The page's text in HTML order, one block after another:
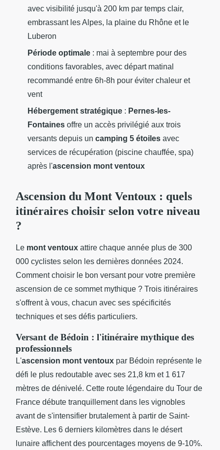
avec visibilité jusqu'à 200 km par temps clair,
embrassant les Alpes, la plaine du Rhône et le
Luberon
Période optimale : mai à septembre pour des
conditions favorables, avec départ matinal
recommandé entre 6h-8h pour éviter chaleur et
vent
Hébergement stratégique : Pernes-les-
Fontaines offre un accès privilégié aux trois
versants depuis un camping 5 étoiles avec
services de récupération (piscine chauffée, spa)
après l'ascension mont ventoux
Ascension du Mont Ventoux : quels
itinéraires choisir selon votre niveau
?
Le mont ventoux attire chaque année plus de 300
000 cyclistes selon les dernières données 2024.
Comment choisir le bon versant pour votre première
ascension de ce sommet mythique ? Trois itinéraires
s'offrent à vous, chacun avec ses spécificités
techniques et ses défis particuliers.
Versant de Bédoin : l'itinéraire mythique des
professionnels
L'ascension mont ventoux par Bédoin représente le
défi le plus redoutable avec ses 21,8 km et 1 617
mètres de dénivelé. Cette route légendaire du Tour de
France débute tranquillement dans les vignobles
avant de s'intensifier brutalement à partir de Saint-
Estève. Les 6 derniers kilomètres dans le désert
lunaire affichent des pourcentages moyens de 9-10%.